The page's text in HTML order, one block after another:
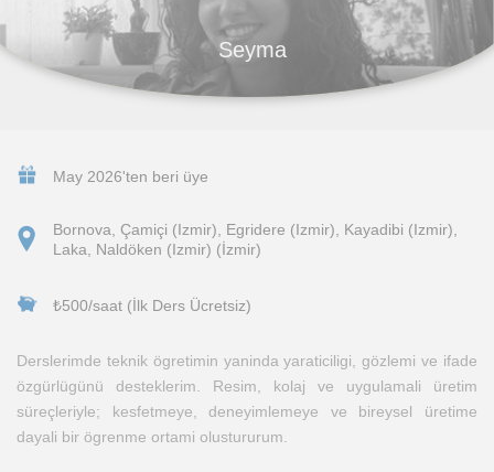
Seyma
May 2026'ten beri üye
Bornova, Çamiçi (Izmir), Egridere (Izmir), Kayadibi (Izmir),
Laka, Naldöken (Izmir) (İzmir)
₺500/saat (İlk Ders Ücretsiz)
Derslerimde teknik ögretimin yaninda yaraticiligi, gözlemi ve ifade
özgürlügünü desteklerim. Resim, kolaj ve uygulamali üretim
süreçleriyle; kesfetmeye, deneyimlemeye ve bireysel üretime
dayali bir ögrenme ortami olustururum.